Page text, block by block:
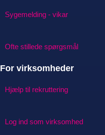
Sygemelding - vikar
Ofte stillede spørgsmål
For virksomheder
Hjælp til rekruttering
Log ind som virksomhed